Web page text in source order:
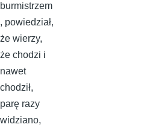
burmistrzem
, powiedział,
że wierzy,
że chodzi i
nawet
chodził,
parę razy
widziano,